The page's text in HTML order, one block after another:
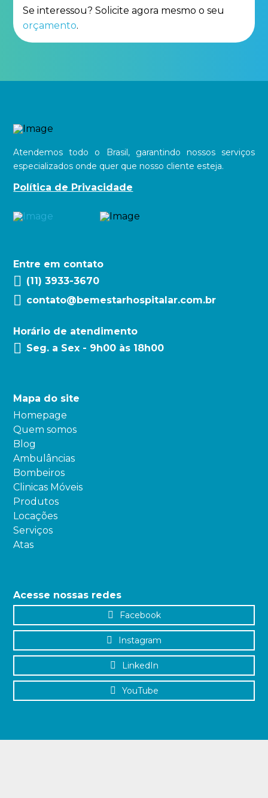
Se interessou? Solicite agora mesmo o seu
orçamento.
Atendemos todo o Brasil, garantindo nossos serviços
especializados onde quer que nosso cliente esteja.
Política de Privacidade
Entre em contato
(11) 3933-3670
contato@bemestarhospitalar.com.br
Horário de atendimento
Seg. a Sex - 9h00 às 18h00
Mapa do site
Homepage
Quem somos
Blog
Ambulâncias
Bombeiros
Clinicas Móveis
Produtos
Locações
Serviços
Atas
Acesse nossas redes
Facebook
Instagram
LinkedIn
YouTube